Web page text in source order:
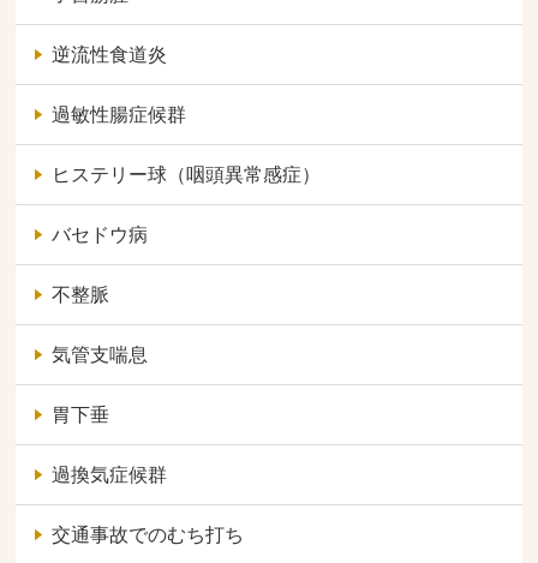
逆流性食道炎
過敏性腸症候群
ヒステリー球（咽頭異常感症）
バセドウ病
不整脈
気管支喘息
胃下垂
過換気症候群
交通事故でのむち打ち